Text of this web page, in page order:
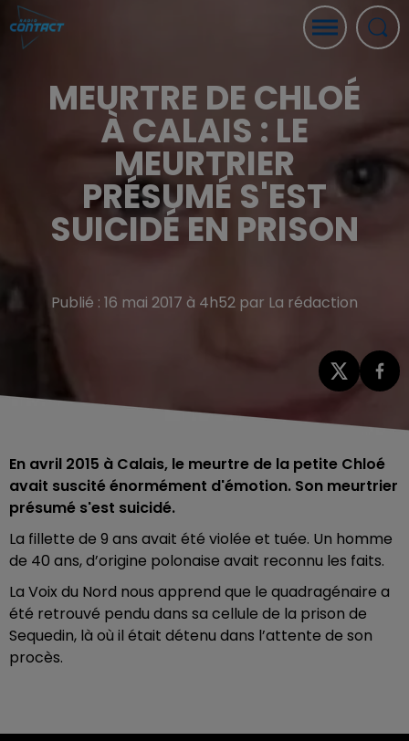
MEURTRE DE CHLOÉ
À CALAIS : LE
MEURTRIER
PRÉSUMÉ S'EST
SUICIDÉ EN PRISON
Publié : 16 mai 2017 à 4h52 par La rédaction
En avril 2015 à Calais, le meurtre de la petite Chloé
avait suscité énormément d'émotion. Son meurtrier
présumé s'est suicidé.
La fillette de 9 ans avait été violée et tuée. Un homme
de 40 ans, d’origine polonaise avait reconnu les faits.
La Voix du Nord nous apprend que le quadragénaire a
été retrouvé pendu dans sa cellule de la prison de
Sequedin, là où il était détenu dans l’attente de son
procès.